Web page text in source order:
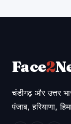
Face2
चंडीगढ़ और उत्तर
पंजाब, हरियाणा,